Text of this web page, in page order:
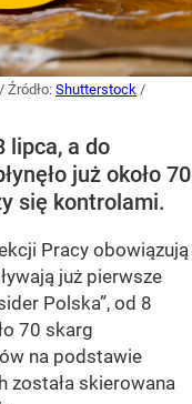
/ Źródło: Shutterstock /
lipca, a do
już około 70
się kontrolami.
Pracy obowiązują
już pierwsze
Polska”, od 8
70 skarg
na podstawie
została skierowana